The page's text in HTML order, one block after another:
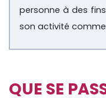
personne à des
son activité
QUE SE